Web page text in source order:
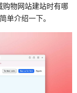
购物网站建站时有哪
单介绍一下。